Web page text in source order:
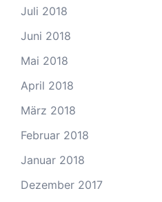
Juli 2018
Juni 2018
Mai 2018
April 2018
März 2018
Februar 2018
Januar 2018
Dezember 2017